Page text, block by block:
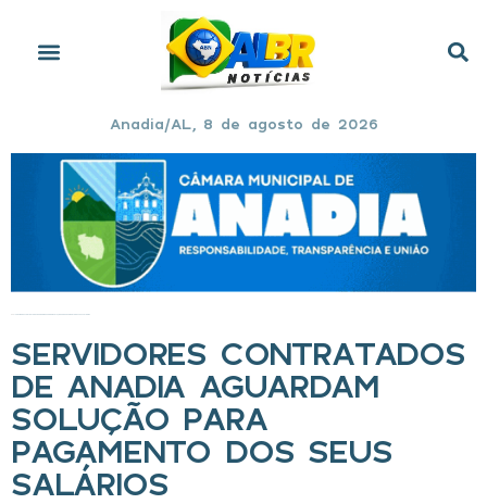
Anadia/AL, 8 de agosto de 2026
SERVIDORES CONTRATADOS
DE ANADIA AGUARDAM
SOLUÇÃO PARA
PAGAMENTO DOS SEUS
SALÁRIOS